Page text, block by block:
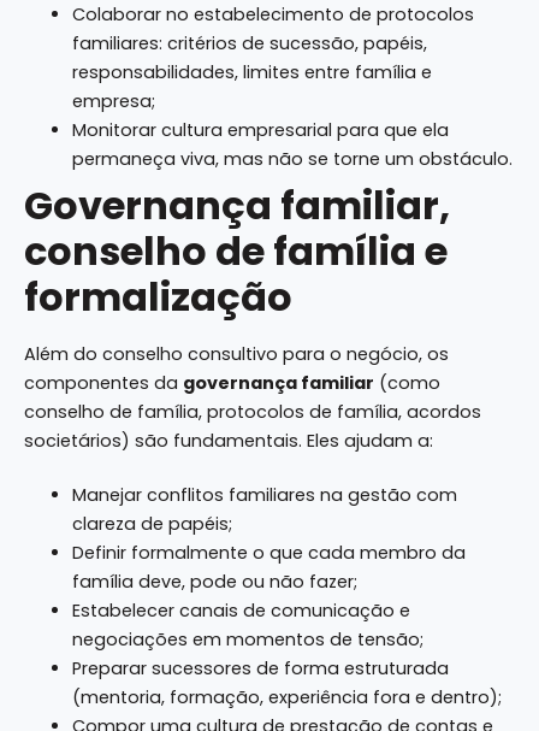
Colaborar no estabelecimento de protocolos
familiares: critérios de sucessão, papéis,
responsabilidades, limites entre família e
empresa;
Monitorar cultura empresarial para que ela
permaneça viva, mas não se torne um obstáculo.
Governança familiar,
conselho de família e
formalização
Além do conselho consultivo para o negócio, os
componentes da governança familiar (como
conselho de família, protocolos de família, acordos
societários) são fundamentais. Eles ajudam a:
Manejar conflitos familiares na gestão com
clareza de papéis;
Definir formalmente o que cada membro da
família deve, pode ou não fazer;
Estabelecer canais de comunicação e
negociações em momentos de tensão;
Preparar sucessores de forma estruturada
(mentoria, formação, experiência fora e dentro);